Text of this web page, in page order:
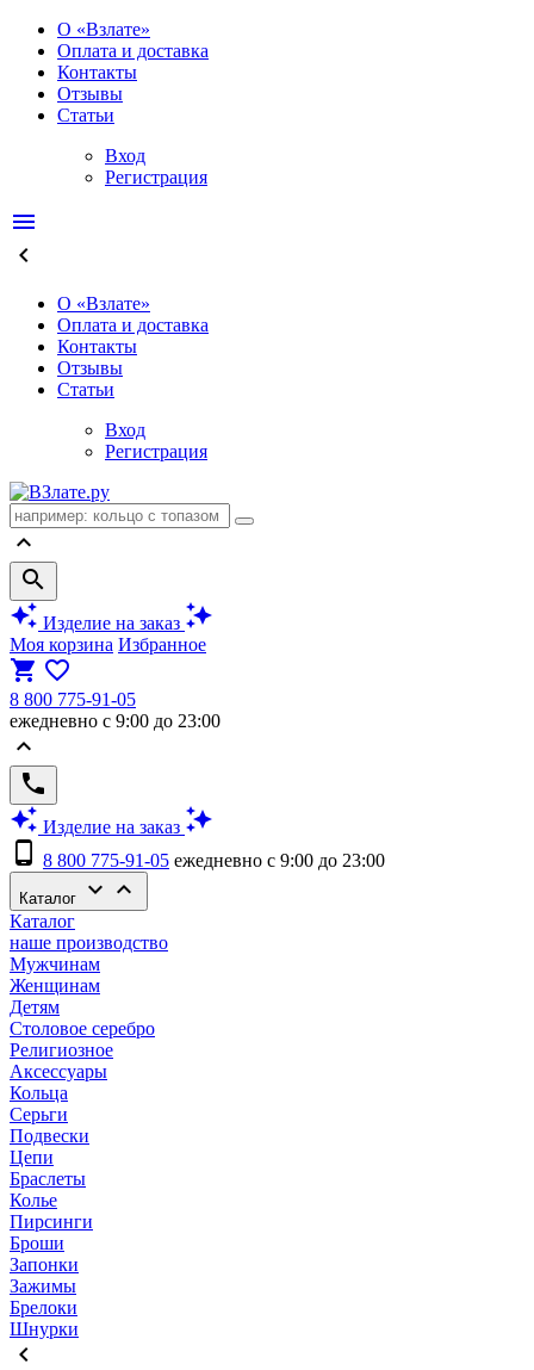
О «Взлате»
Оплата и доставка
Контакты
Отзывы
Статьи
Вход
Регистрация
menu
keyboard_arrow_left
О «Взлате»
Оплата и доставка
Контакты
Отзывы
Статьи
Вход
Регистрация
keyboard_arrow_up
search
auto_awesome Изделие на заказ auto_awesome
Моя корзина Избранное
shopping_cart favorite_border
8 800 775-91-05
ежедневно с 9:00 до 23:00
keyboard_arrow_up
phone
auto_awesome Изделие на заказ auto_awesome
phone_android 8 800 775-91-05 ежедневно с 9:00 до 23:00
Каталог keyboard_arrow_down keyboard_arrow_up
Каталог
наше производство
Мужчинам
Женщинам
Детям
Столовое серебро
Религиозное
Аксессуары
Кольца
Серьги
Подвески
Цепи
Браслеты
Колье
Пирсинги
Броши
Запонки
Зажимы
Брелоки
Шнурки
keyboard_arrow_left